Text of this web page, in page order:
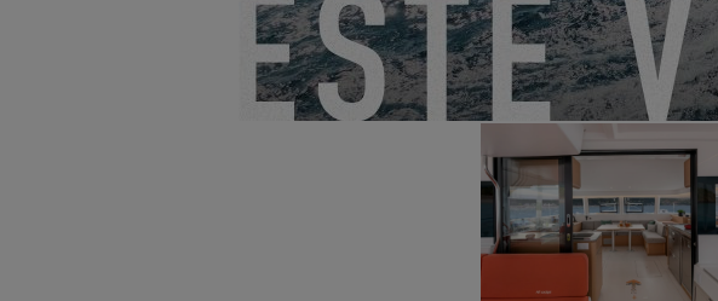
pudieron seguir trabajando desde su Excess 11